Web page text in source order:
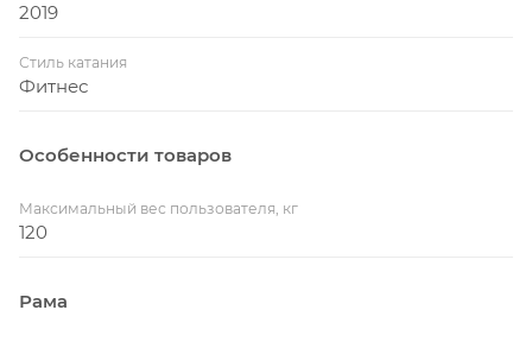
2019
Стиль катания
Фитнес
Особенности товаров
Максимальный вес пользователя, кг
120
Рама